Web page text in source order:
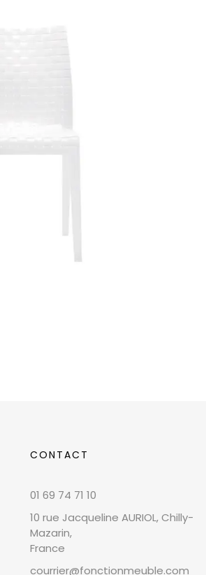
CONTACT
01 69 74 71 10
10 rue Jacqueline AURIOL, Chilly-
Mazarin,
France
courrier@fonctionmeuble.com